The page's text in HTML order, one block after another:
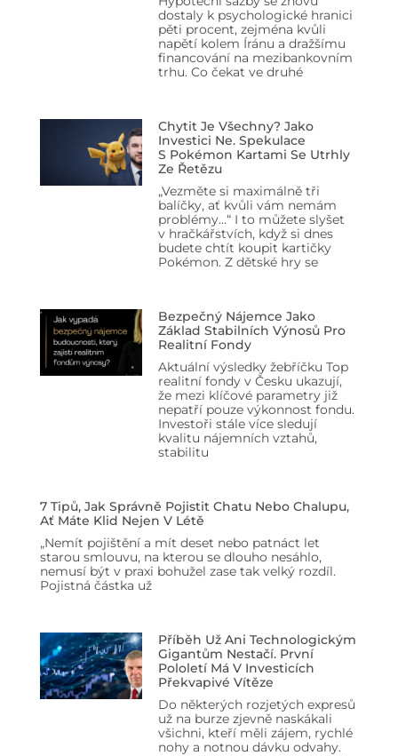
dostaly k psychologické hranici
pěti procent, zejména kvůli
napětí kolem Íránu a dražšímu
financování na mezibankovním
trhu. Co čekat ve druhé
Chytit Je Všechny? Jako
Investici Ne. Spekulace
S Pokémon Kartami Se Utrhly
Ze Řetězu
„Vezměte si maximálně tři
balíčky, ať kvůli vám nemám
problémy…“ I to můžete slyšet
v hračkářstvích, když si dnes
budete chtít koupit kartičky
Pokémon. Z dětské hry se
Bezpečný Nájemce Jako
Základ Stabilních Výnosů Pro
Realitní Fondy
Aktuální výsledky žebříčku Top
realitní fondy v Česku ukazují,
že mezi klíčové parametry již
nepatří pouze výkonnost fondu.
Investoři stále více sledují
kvalitu nájemních vztahů,
stabilitu
7 Tipů, Jak Správně Pojistit Chatu Nebo Chalupu,
Ať Máte Klid Nejen V Létě
„Nemít pojištění a mít deset nebo patnáct let
starou smlouvu, na kterou se dlouho nesáhlo,
nemusí být v praxi bohužel zase tak velký rozdíl.
Pojistná částka už
Příběh Už Ani Technologickým
Gigantům Nestačí. První
Pololetí Má V Investicích
Překvapivé Vítěze
Do některých rozjetých expresů
už na burze zjevně naskákali
všichni, kteří měli zájem, rychlé
nohy a notnou dávku odvahy.